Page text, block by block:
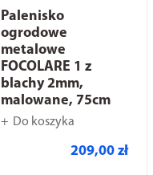
Palenisko
ogrodowe
metalowe
FOCOLARE 1 z
blachy 2mm,
malowane, 75cm
Do koszyka
209,00 zł